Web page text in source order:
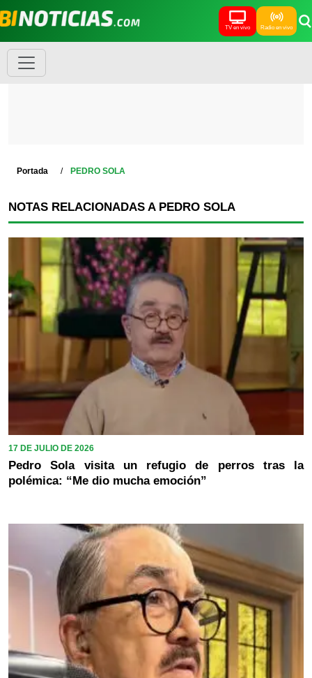
TV en vivo Radio en vivo
Portada PEDRO SOLA
NOTAS RELACIONADAS A PEDRO SOLA
17 DE JULIO DE 2026
Pedro Sola visita un refugio de perros tras la
polémica: “Me dio mucha emoción”